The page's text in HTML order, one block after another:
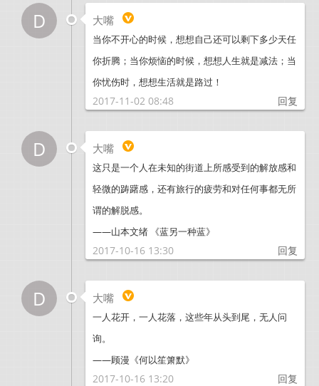
D 大嘴
当你不开心的时候，想想自己还可以剩下多少天任
你折腾；当你烦恼的时候，想想人生就是减法；当
你忧伤时，想想生活就是路过！
2017-11-02 08:48 回复
D 大嘴
这只是一个人在未知的街道上所感受到的解放感和
轻微的踌躇感，还有旅行的疲劳和对任何事都无所
谓的解脱感。
——山本文绪 《蓝另一种蓝》
2017-10-16 13:30 回复
D 大嘴
一人花开，一人花落，这些年从头到尾，无人问
询。
——顾漫《何以笙箫默》
2017-10-16 13:20 回复